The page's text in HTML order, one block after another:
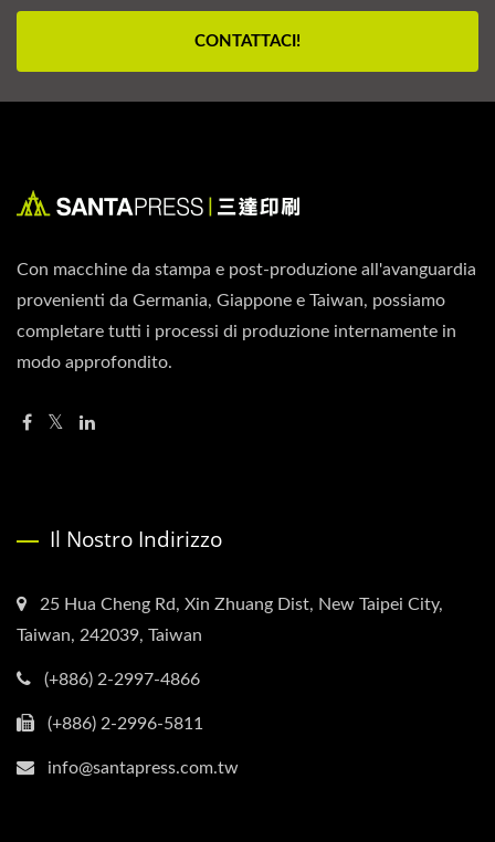
CONTATTACI!
Con macchine da stampa e post-produzione all'avanguardia
provenienti da Germania, Giappone e Taiwan, possiamo
completare tutti i processi di produzione internamente in
modo approfondito.
Il Nostro Indirizzo
25 Hua Cheng Rd, Xin Zhuang Dist, New Taipei City,
Taiwan, 242039, Taiwan
(+886) 2-2997-4866
(+886) 2-2996-5811
info@santapress.com.tw